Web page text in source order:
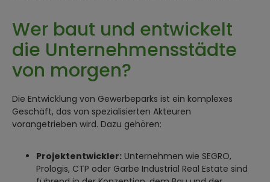
Wer baut und entwickelt
die Unternehmensstädte
von morgen?
Die Entwicklung von Gewerbeparks ist ein komplexes
Geschäft, das von spezialisierten Akteuren
vorangetrieben wird. Dazu gehören:
Projektentwickler: Unternehmen wie SEGRO,
Prologis, CTP oder Garbe Industrial Real Estate sind